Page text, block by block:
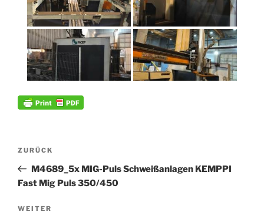
Beitrags-
Vorheriger
Beitrag
ZURÜCK
M4689_5x MIG-Puls Schweißanlagen KEMPPI
Fast Mig Puls 350/450
Nächster
WEITER